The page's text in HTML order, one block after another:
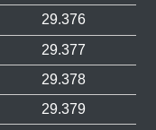
29.376
29.377
29.378
29.379